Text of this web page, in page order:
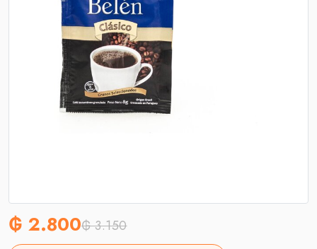
₲ 2.800₲ 3.150